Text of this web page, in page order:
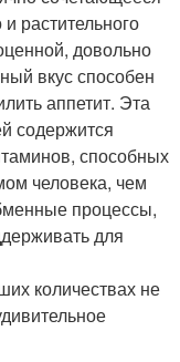
растительного
довольно
вкус способен
аппетит. Эта
содержится
способных
человека, чем
процессы,
для
количествах не